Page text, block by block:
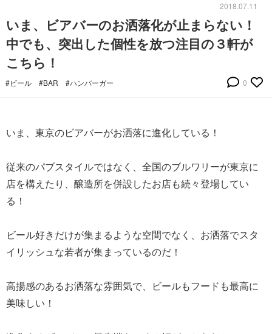
2018.07.11
いま、ビアバーのお洒落化が止まらない！
中でも、突出した個性を放つ注目の３軒が
こちら！
#ビール #BAR #ハンバーガー 0
いま、東京のビアバーがお洒落に進化している！
従来のパブスタイルではなく、全国のブルワリーが東京に
店を構えたり、醸造所を併設したお店も続々登場してい
る！
ビール好きだけが集まるような空間でなく、お洒落でスタ
イリッシュな若者が集まっているのだ！
高揚感のあるお洒落な雰囲気で、ビールもフードも最高に
美味しい！